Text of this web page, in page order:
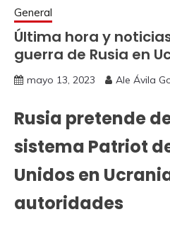
General
Última hora y
guerra de Rusia en
mayo 13, 2023 Ale Ávila
Rusia pretende
sistema Patriot
Unidos en
autoridades